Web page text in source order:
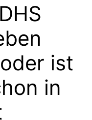
ist
in